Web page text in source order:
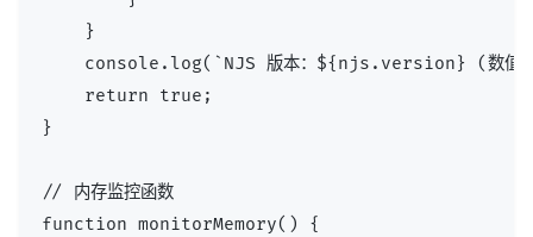
    }
console.log(`NJS 版本：${njs.version} (数
    return true;
}
// 内存监控函数
function monitorMemory() {